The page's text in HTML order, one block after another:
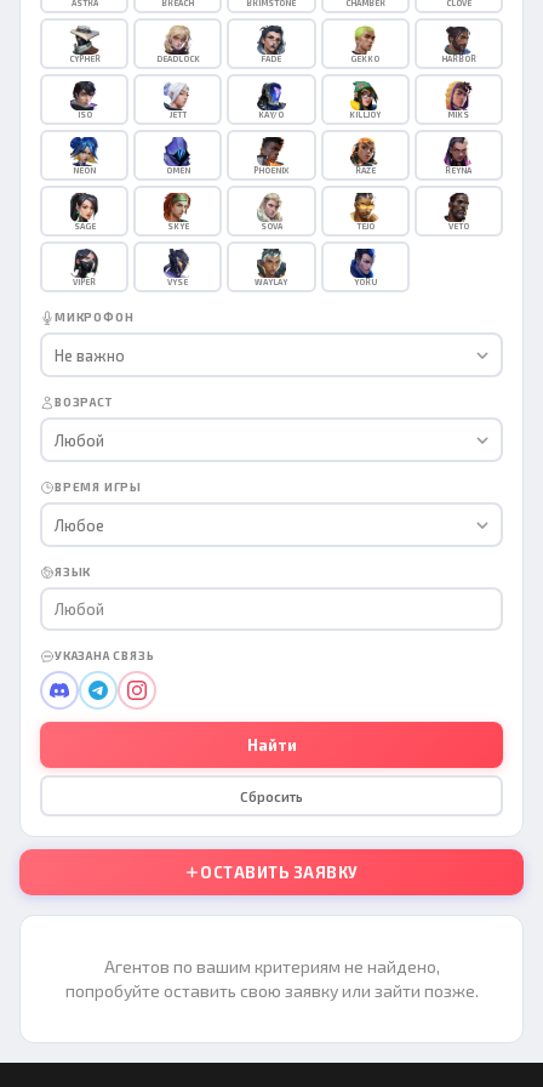
CYPHER DEADLOCK FADE GEKKO HARBOR
ISO JETT KAY/O KILLJOY MIKS
NEON OMEN PHOENIX RAZE REYNA
SAGE SKYE SOVA TEJO VETO
VIPER VYSE WAYLAY YORU
МИКРОФОН
Не важно
ВОЗРАСТ
Любой
ВРЕМЯ ИГРЫ
Любое
ЯЗЫК
Любой
УКАЗАНА СВЯЗЬ
Найти
Сбросить
ОСТАВИТЬ ЗАЯВКУ
Агентов по вашим критериям не найдено,
попробуйте оставить свою заявку или зайти позже.